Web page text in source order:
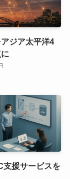
ジア太平洋4
支援サービスを